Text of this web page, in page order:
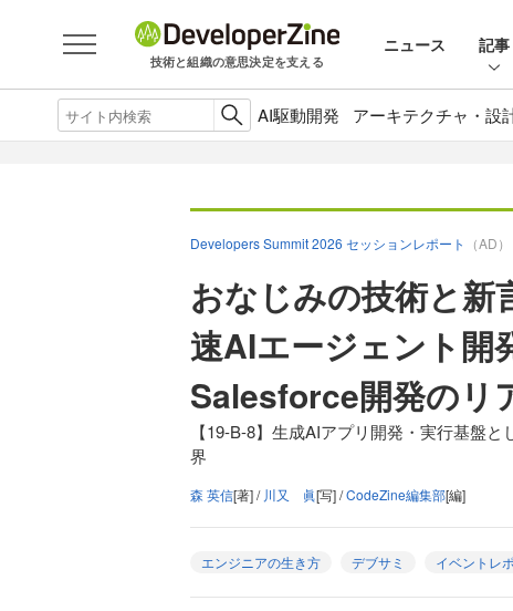
技術と組織の意思決定を支える
ニュース 記事
AI駆動開発 アーキテクチャ・設
Developers Summit 2026 セッションレポート （AD）
おなじみの技術と
速AIエージェント開
Salesforce開発のリ
【19-B-8】生成AIアプリ開発・実行基盤
界
森 英信[著] / 川又 眞[写] /CodeZine編集部[編]
エンジニアの生き方 デブサミ イベントレ